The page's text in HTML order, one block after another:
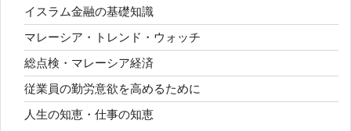
イスラム金融の基礎知識
マレーシア・トレンド・ウォッチ
総点検・マレーシア経済
従業員の勤労意欲を高めるために
人生の知恵・仕事の知恵